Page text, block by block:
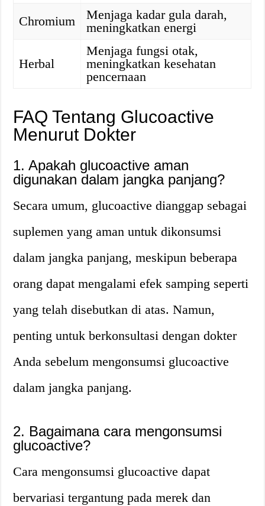
Chromium
Menjaga kadar gula darah,
meningkatkan energi
Herbal
Menjaga fungsi otak,
meningkatkan kesehatan
pencernaan
FAQ Tentang Glucoactive
Menurut Dokter
1. Apakah glucoactive aman
digunakan dalam jangka panjang?
Secara umum, glucoactive dianggap sebagai
suplemen yang aman untuk dikonsumsi
dalam jangka panjang, meskipun beberapa
orang dapat mengalami efek samping seperti
yang telah disebutkan di atas. Namun,
penting untuk berkonsultasi dengan dokter
Anda sebelum mengonsumsi glucoactive
dalam jangka panjang.
2. Bagaimana cara mengonsumsi
glucoactive?
Cara mengonsumsi glucoactive dapat
bervariasi tergantung pada merek dan